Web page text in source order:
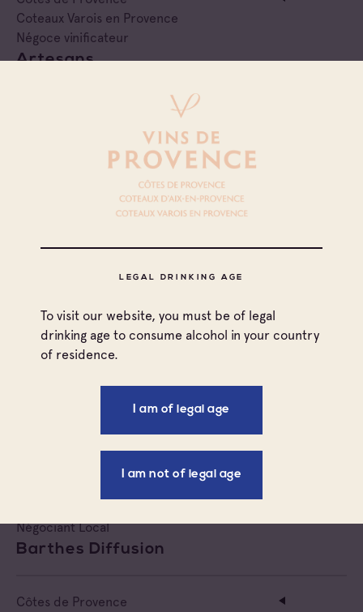
LEGAL DRINKING AGE
To visit our website, you must be of legal
drinking age to consume alcohol in your country
of residence.
I am of legal age
I am not of legal age
Coteaux Varois en Provence
Négoce vinificateur
Artesans
Arthur Seignez Viticulture
Côtes de Provence
Aspras Latz
Côtes de Provence Fréjus
Négoce vinificateur
Azur Wine Selection
Négoce vinificateur
Baratonne
Négociant Local
Barthes Diffusion
Côtes de Provence